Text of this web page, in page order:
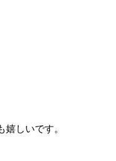
しいです。